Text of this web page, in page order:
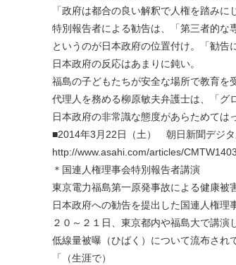
「政府は都合の良い解釈で人権を踏み
特別報告者による勧告は、「第三者的な
というのが日本政府の位置付け。「勧告
日本政府の反応はあまりに鈍い。
福島の子どもたちが安全な場所で教育を
代理人を務める柳原敏夫弁護士は、「グ
日本政府の非常識な態度があらためては
■2014年3月22日（土） 朝日新聞デジ
http://www.asahi.com/articles/
＊国連人権理事会特別報告者講演
東京電力福島第一原発事故による健康被
日本政府への勧告を提出した国連人権
２０～２１日、東京都内や福島大で講演
低線量被曝（ひばく）について流布され
「（生涯で）